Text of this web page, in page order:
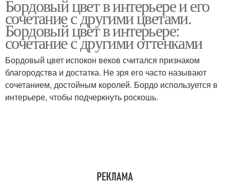
Бордовый цвет в интерьере и его
сочетание с другими цветами.
Бордовый цвет в интерьере:
сочетание с другими оттенками
Бордовый цвет испокон веков считался признаком
благородства и достатка. Не зря его часто называют
сочетанием, достойным королей. Бордо используется в
интерьере, чтобы подчеркнуть роскошь.